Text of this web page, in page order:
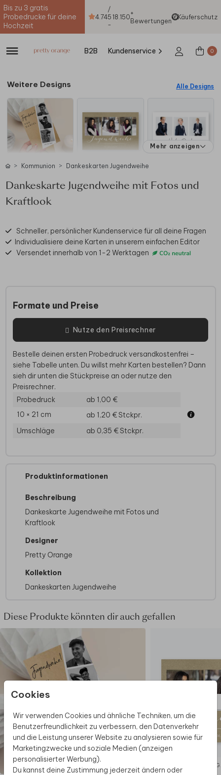
Bis zu 3 gratis
Probedrucke für deine
Hochzeit
4.74
/
5
-
18.150+
Bewertungen
Käuferschutz
B2B Kundenservice 0
Cookies
Wir verwenden Cookies und ähnliche Techniken, um die
Benutzerfreundlichkeit zu verbessern, den Datenverkehr
und die Leistung unserer Website zu analysieren sowie für
Marketingzwecke und soziale Medien (anzeigen
personalisierter Werbung).
Du kannst deine Zustimmung jederzeit ändern oder
Weitere Designs Alle Designs
Mehr anzeigen
Kommunion Dankeskarten Jugendweihe
Dankeskarte Jugendweihe mit Fotos und
Kraftlook
Schneller, persönlicher Kundenservice für all deine Fragen
Individualisiere deine Karten in unserem einfachen Editor
Versendet innerhalb von 1-2 Werktagen
Formate und Preise
Nutze den Preisrechner
Bestelle deinen ersten Probedruck versandkostenfrei –
siehe Tabelle unten. Du willst mehr Karten bestellen? Dann
sieh dir unten die Stückpreise an oder nutze den
Preisrechner.
Probedruck
ab 1,00 €
10 × 21 cm
ab 1,20 €Stckpr.
Umschläge
ab 0,35 €Stckpr.
Produktinformationen
Beschreibung
Dankeskarte Jugendweihe mit Fotos und
Kraftlook
Designer
Pretty Orange
Kollektion
Dankeskarten Jugendweihe
Diese Produkte könnten dir auch gefallen